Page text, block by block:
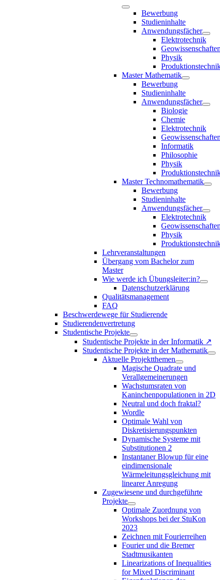
Bewerbung
Studieninhalte
Anwendungsfächer
Elektrotechnik
Physik
Master Mathematik
Bewerbung
Studieninhalte
Anwendungsfächer
Biologie
Chemie
Elektrotechnik
Informatik
Philosophie
Physik
Master Technomathematik
Bewerbung
Studieninhalte
Anwendungsfächer
Elektrotechnik
Physik
Lehrveranstaltungen
Übergang vom Bachelor zum
Master
Wie werde ich Übungsleiter:in?
Datenschutzerklärung
Qualitätsmanagement
FAQ
Beschwerdewege für Studierende
Studierendenvertretung
Studentische Projekte
Studentische Projekte in der Informatik ↗
Studentische Projekte in der Mathematik
Aktuelle Projektthemen
Magische Quadrate und
Verallgemeinerungen
Wachstumsraten von
Kaninchenpopulationen in 2D
Neutral und doch fraktal?
Wordle
Optimale Wahl von
Diskretisierungspunkten
Dynamische Systeme mit
Substitutionen 2
Instantaner Blowup für eine
eindimensionale
Wärmeleitungsgleichung mit
linearer Anregung
Zugewiesene und durchgeführte
Projekte
Optimale Zuordnung von
Workshops bei der StuKon
2023
Zeichnen mit Fourierreihen
Fourier und die Bremer
Stadtmusikanten
Linearizations of Inequalities
for Mixed Discriminant